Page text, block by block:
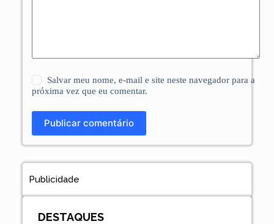
Salvar meu nome, e-mail e site neste navegador para a
próxima vez que eu comentar.
Publicar comentário
Publicidade
DESTAQUES